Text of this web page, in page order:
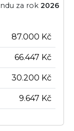
za rok 2026
87.000 Kč
66.447 Kč
30.200 Kč
9.647 Kč